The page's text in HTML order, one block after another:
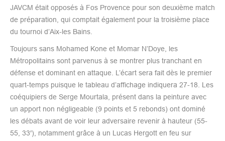
JAVCM était opposés à Fos Provence pour son deuxième match
de préparation, qui comptait également pour la troisième place
du tournoi d’Aix-les Bains.
Toujours sans Mohamed Kone et Momar N’Doye, les
Métropolitains sont parvenus à se montrer plus tranchant en
défense et dominant en attaque. L’écart sera fait dès le premier
quart-temps puisque le tableau d’affichage indiquera 27-18. Les
coéquipiers de Serge Mourtala, présent dans la peinture avec
un apport non négligeable (9 points et 5 rebonds) ont dominé
les débats avant de voir leur adversaire revenir à hauteur (55-
55, 33′), notamment grâce à un Lucas Hergott en feu sur